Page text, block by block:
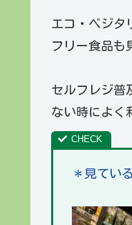
エコ・ベジタ
フリー食品も
セルフレジ普
ない時によく
＊見てい